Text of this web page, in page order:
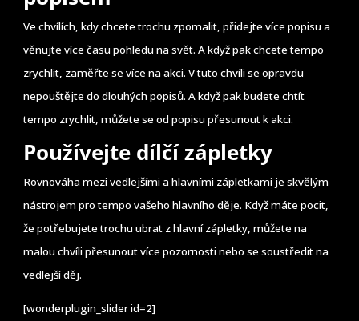
Ve chvílích, kdy chcete trochu zpomalit, přidejte více popisu a
věnujte více času pohledu na svět. A když pak chcete tempo
zrychlit, zaměřte se více na akci. V tuto chvíli se opravdu
nepouštějte do dlouhých popisů. A když pak budete chtít
tempo zrychlit, můžete se od popisu přesunout k akci.
Používejte dílčí zápletky
Rovnováha mezi vedlejšími a hlavními zápletkami je skvělým
nástrojem pro tempo vašeho hlavního děje. Když máte pocit,
že potřebujete trochu ubrat z hlavní zápletky, můžete na
malou chvíli přesunout více pozornosti nebo se soustředit na
vedlejší děj.
[wonderplugin_slider id=2]